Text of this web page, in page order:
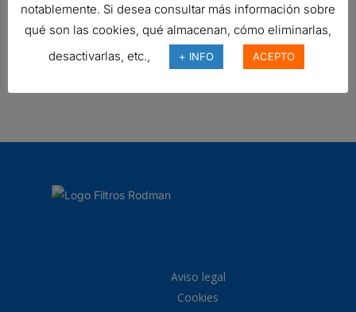
RESPIRADERO, CILÍNDRICO AIRE
10,13€
Aviso legal
Cookies
notablemente. Si desea consultar más información sobre
qué son las cookies, qué almacenan, cómo eliminarlas,
desactivarlas, etc.,
+ INFO ACEPTO